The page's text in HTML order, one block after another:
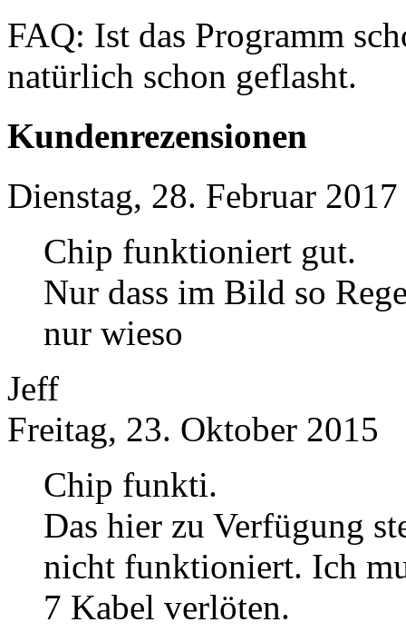
FAQ: Ist das Programm
natürlich schon geflasht.
Kundenrezensionen
Dienstag, 28. Februar 2017
Chip funktioniert gut.
Nur dass im Bild so
nur wieso
Jeff
Freitag, 23. Oktober 2015
Chip funkti.
Das hier zu Verfügung
nicht funktioniert. Ich
7 Kabel verlöten.